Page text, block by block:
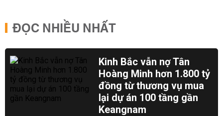
ĐỌC NHIỀU NHẤT
Kinh Bắc vẫn nợ Tân
Hoàng Minh hơn 1.800 tỷ
đồng từ thương vụ mua
lại dự án 100 tầng gần
Keangnam